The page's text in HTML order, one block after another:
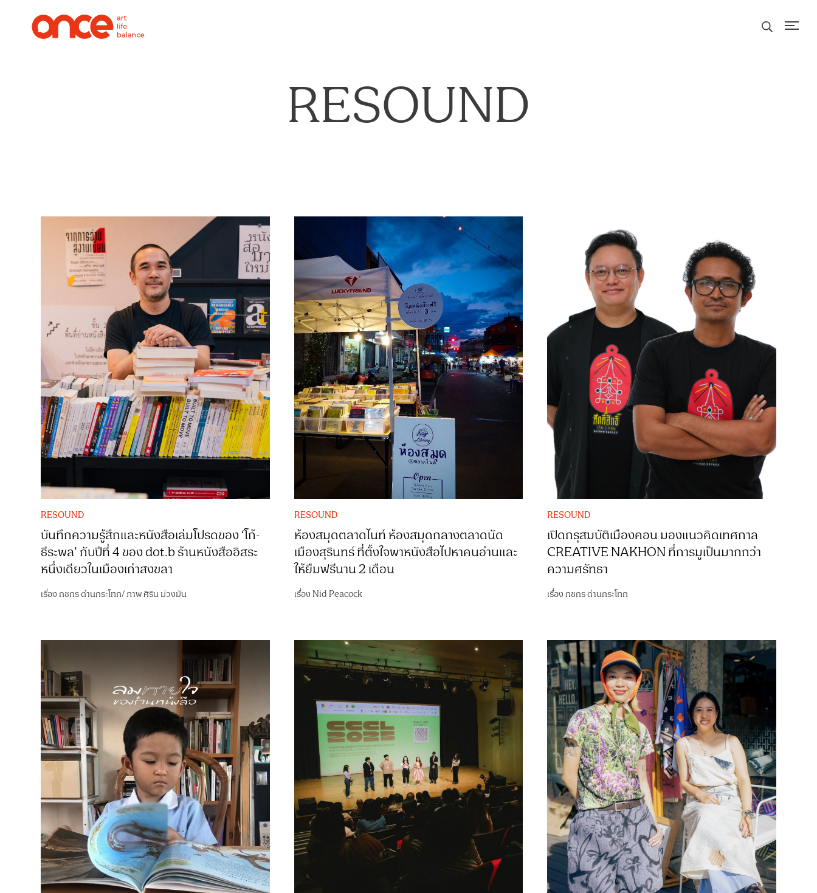
RESOUND
RESOUND
บันทึกความรู้สึกและหนังสือเล่มโปรดของ ‘โก้-
ธีระพล’ กับปีที่ 4 ของ dot.b ร้านหนังสืออิสระ
หนึ่งเดียวในเมืองเก่าสงขลา
เรื่อง กชกร ด่านกระโทก/ภาพศิริน ม่วงมัน
RESOUND
ห้องสมุดตลาดไนท์ ห้องสมุดกลางตลาดนัด
เมืองสุรินทร์ ที่ตั้งใจพาหนังสือไปหาคนอ่านและ
ให้ยืมฟรีนาน 2 เดือน
เรื่อง Nid Peacock
RESOUND
เปิดกรุสมบัติเมืองคอน มองแนวคิดเทศกาล
CREATIVE NAKHON ที่การมูเป็นมากกว่า
ความศรัทธา
เรื่อง กชกร ด่านกระโทก